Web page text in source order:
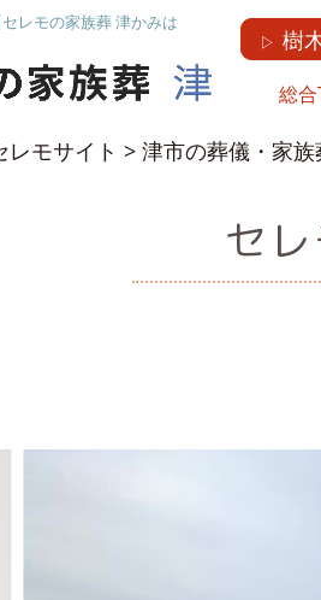
レモの家族葬 津かみは
▷ 樹
総合
モサイト > 津市の葬儀・家
セ